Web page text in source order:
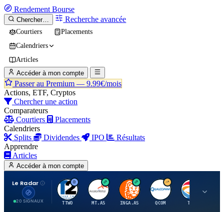
Rendement Bourse
Chercher… Recherche avancée
Courtiers
Placements
Calendriers
Articles
Accéder à mon compte
Passer au Premium — 9.99€/mois
Actions, ETF, Cryptos
Chercher une action
Comparateurs
Courtiers
Placements
Calendriers
Splits
Dividendes IPO
Résultats
Apprendre
Articles
Accéder à mon compte
Le Radar
20 SIGNAUX
T
TTWO
A
MT.AS
I
INGA.AS
Q
QCOM
T
TTE